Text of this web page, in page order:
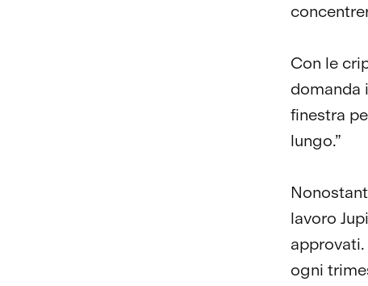
Con le
domanda
finestra
lungo.”
lavoro
ogni